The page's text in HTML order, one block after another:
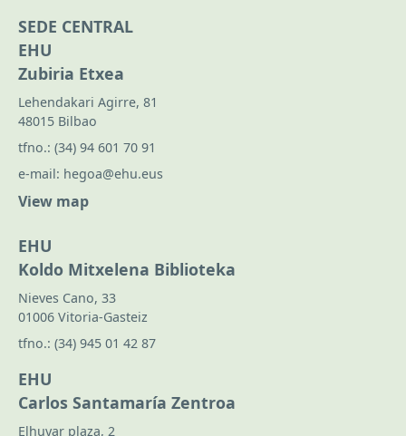
SEDE CENTRAL
EHU
Zubiria Etxea
Lehendakari Agirre, 81
48015 Bilbao
tfno.: (34) 94 601 70 91
e-mail: hegoa@ehu.eus
View map
EHU
Koldo Mitxelena Biblioteka
Nieves Cano, 33
01006 Vitoria-Gasteiz
tfno.: (34) 945 01 42 87
EHU
Carlos Santamaría Zentroa
Elhuyar plaza, 2